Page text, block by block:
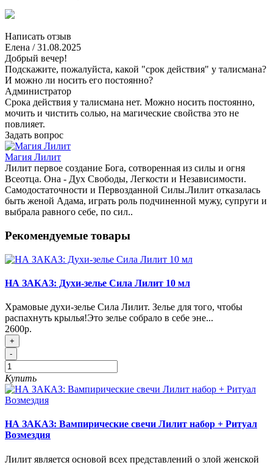
Написать отзыв
Елена / 31.08.2025
Добрый вечер!
Подскажите, пожалуйста, какой "срок действия" у талисмана?
И можно ли носить его постоянно?
Администратор
Срока действия у талисмана нет. Можно носить постоянно,
мочить и чистить солью, на магические свойства это не
повлияет.
Задать вопрос
Магия Лилит
Лилит первое создание Бога, сотворенная из силы и огня
Всеотца. Она - Дух Свободы, Легкости и Независимости.
Самодостаточности и Первозданной Силы.Лилит отказалась
быть женой Адама, играть роль подчиненной мужу, супруги и
выбрала равного себе, по сил..
Рекомендуемые товары
НА ЗАКАЗ: Духи-зелье Сила Лилит 10 мл
Храмовые духи-зелье Сила Лилит. Зелье для того, чтобы
распахнуть крылья!Это зелье собрало в себе эне...
2600р.
+
-
Купить
НА ЗАКАЗ: Вампирические свечи Лилит набор + Ритуал
Возмездия
Лилит является основой всех представлений о злой женской